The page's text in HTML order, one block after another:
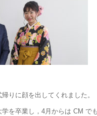
りに顔を出してくれました。
を卒業し，4月からは CM で